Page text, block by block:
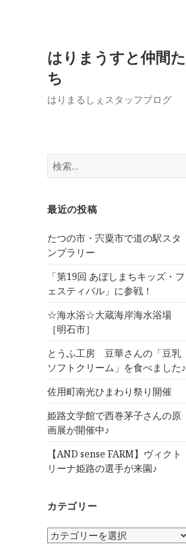
はりまうすと仲間た
ち
はりまるしぇスタッフブログ
検
索:
最近の投稿
たつの市・宍粟市で道の駅スタ
ンプラリー
「第19回 あぼしまちキッズ・フ
ェスティバル」に参戦！
☆海水浴☆大蔵海岸海水浴場
［明石市］
とうふ工房 豆華さんの「豆乳
ソフトクリーム」を食べました♪
佐用町南光ひまわり祭り開催
姫路文学館で西巻茅子さんの原
画展が開催中♪
【AND sense FARM】ヴィクト
リーナ姫路の選手が来園♪
カテゴリー
カ